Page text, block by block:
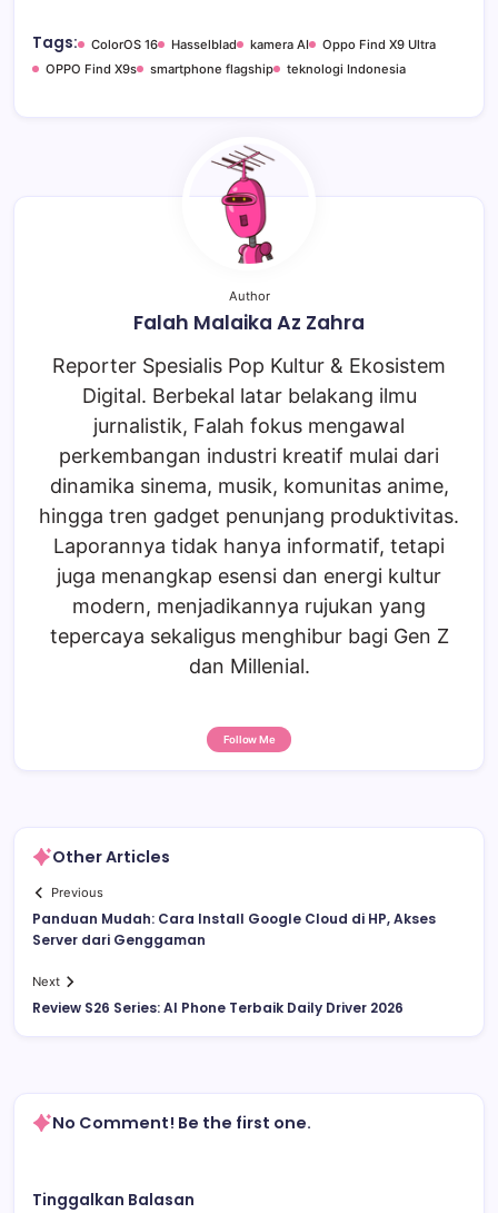
Tags: ColorOS 16 Hasselblad kamera AI
Oppo Find X9 Ultra
OPPO Find X9s
smartphone flagship teknologi Indonesia
Author
Falah Malaika Az Zahra
Reporter Spesialis Pop Kultur & Ekosistem
Digital. Berbekal latar belakang ilmu
jurnalistik, Falah fokus mengawal
perkembangan industri kreatif mulai dari
dinamika sinema, musik, komunitas anime,
hingga tren gadget penunjang produktivitas.
Laporannya tidak hanya informatif, tetapi
juga menangkap esensi dan energi kultur
modern, menjadikannya rujukan yang
tepercaya sekaligus menghibur bagi Gen Z
dan Millenial.
Follow Me
Other Articles
Previous
Panduan Mudah: Cara Install Google Cloud di HP, Akses
Server dari Genggaman
Next
Review S26 Series: AI Phone Terbaik Daily Driver 2026
No Comment! Be the first one.
Tinggalkan Balasan